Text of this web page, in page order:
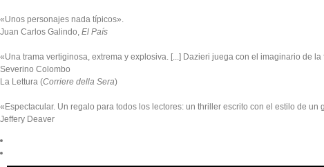
«Unos personajes nada típicos».
Juan Carlos Galindo, El País
«Una trama vertiginosa, extrema y explosiva. [...] Dazieri juega con el imaginario de
Severino Colombo
La Lettura (Corriere della Sera)
«Espectacular. Un regalo para todos los lectores: un thriller escrito con el estilo de un
Jeffery Deaver